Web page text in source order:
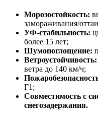
Морозостойкость:
замораживания/
УФ-стабильность:
более 15 лет;
Шумопоглощение:
Ветроустойчивость:
ветра до 140 км/ч;
Г1;
Совместимость с
снегозадержания.